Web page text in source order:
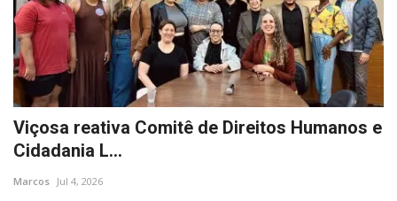
Viçosa reativa Comitê de Direitos Humanos e
Cidadania L...
Marcos Jul 4, 2026